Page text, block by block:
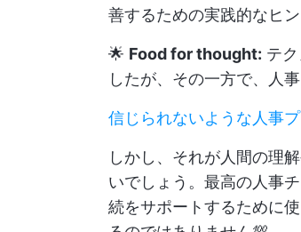
善するための実践的なヒ
🌟 Food for thought: テ
したが、その一方で、人
信じられないような人事
しかし、それが人間の理
いでしょう。最高の人事
続をサポートするために